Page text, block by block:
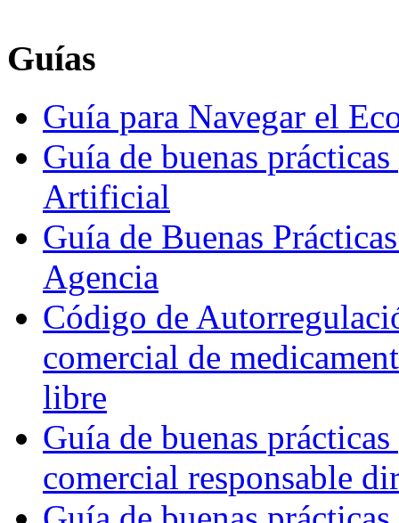
Guías
Guía para Navegar el
Guía de buenas
Artificial
Guía de Buenas
Agencia
Código de
comercial de
libre
Guía de buenas
comercial responsable